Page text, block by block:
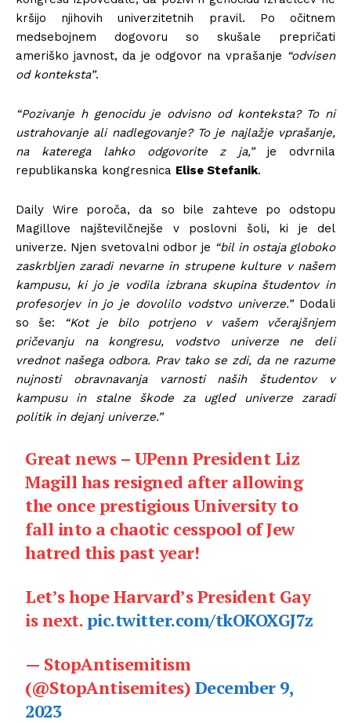
kršijo njihovih univerzitetnih pravil. Po očitnem
medsebojnem dogovoru so skušale prepričati
ameriško javnost, da je odgovor na vprašanje “odvisen
od konteksta”.
“Pozivanje h genocidu je odvisno od konteksta? To ni
ustrahovanje ali nadlegovanje? To je najlažje vprašanje,
na katerega lahko odgovorite z ja,”je odvrnila
republikanska kongresnica Elise Stefanik.
Daily Wire poroča, da so bile zahteve po odstopu
Magillove najštevilčnejše v poslovni šoli, ki je del
univerze. Njen svetovalni odbor je “bil in ostaja globoko
zaskrbljen zaradi nevarne in strupene kulture v našem
kampusu, ki jo je vodila izbrana skupina študentov in
profesorjev in jo je dovolilo vodstvo univerze.” Dodali
so še:
“Kot je bilo potrjeno v vašem včerajšnjem
pričevanju na kongresu, vodstvo univerze ne deli
vrednot našega odbora. Prav tako se zdi, da ne razume
nujnosti obravnavanja varnosti naših študentov v
kampusu in stalne škode za ugled univerze zaradi
politik in dejanj univerze.”
Great news – UPenn President Liz
Magill has resigned after allowing
the once prestigious University to
fall into a chaotic cesspool of Jew
hatred this past year!
Let’s hope Harvard’s President Gay
is next.pic.twitter.com/tkOKOXGJ7z
— StopAntisemitism
(@StopAntisemites) December 9,
2023